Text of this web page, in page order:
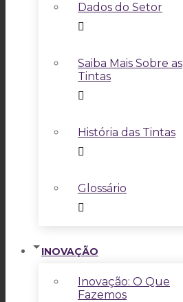
Dados do Setor
Saiba Mais Sobre as
Tintas
História das Tintas
Glossário
INOVAÇÃO
Inovação: O Que
Fazemos